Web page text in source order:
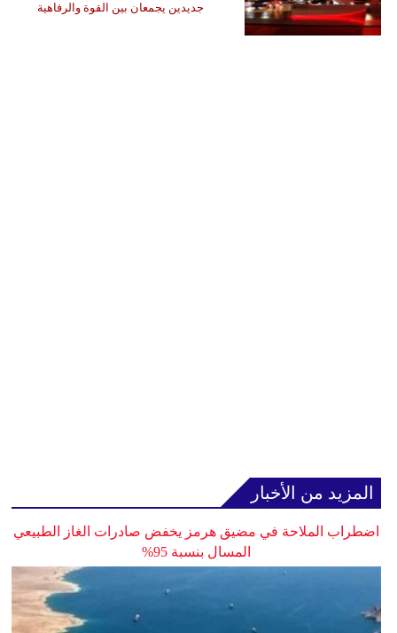
جديدين يجمعان بين القوة والرفاهية
المزيد من الأخبار
اضطراب الملاحة في مضيق هرمز يخفض صادرات الغاز الطبيعي
المسال بنسبة 95%